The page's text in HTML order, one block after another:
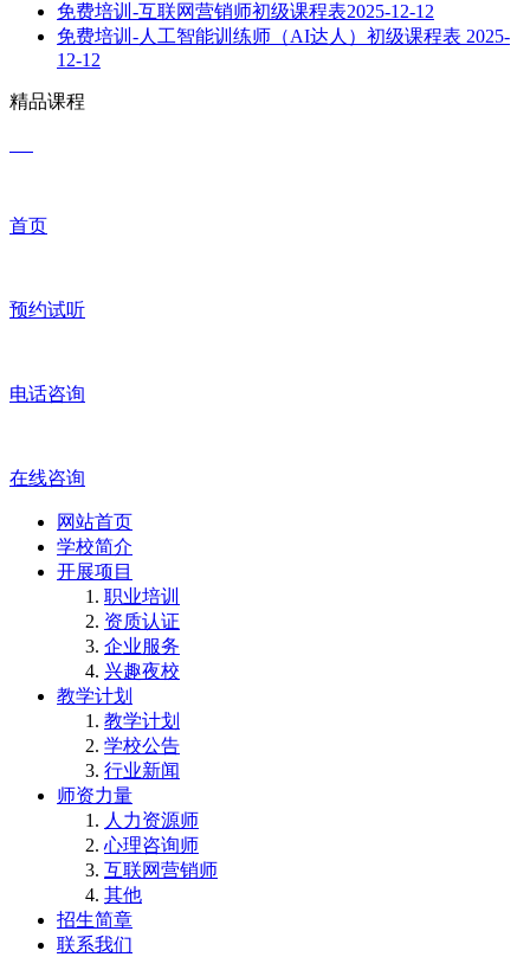
免费培训-互联网营销师初级课程表​2025-12-12
免费培训-人工智能训练师（AI达人）初级课程表 2025-
12-12
精品课程
首页
预约试听
电话咨询
在线咨询
网站首页
学校简介
开展项目
职业培训
资质认证
企业服务
兴趣夜校
教学计划
教学计划
学校公告
行业新闻
师资力量
人力资源师
心理咨询师
互联网营销师
其他
招生简章
联系我们